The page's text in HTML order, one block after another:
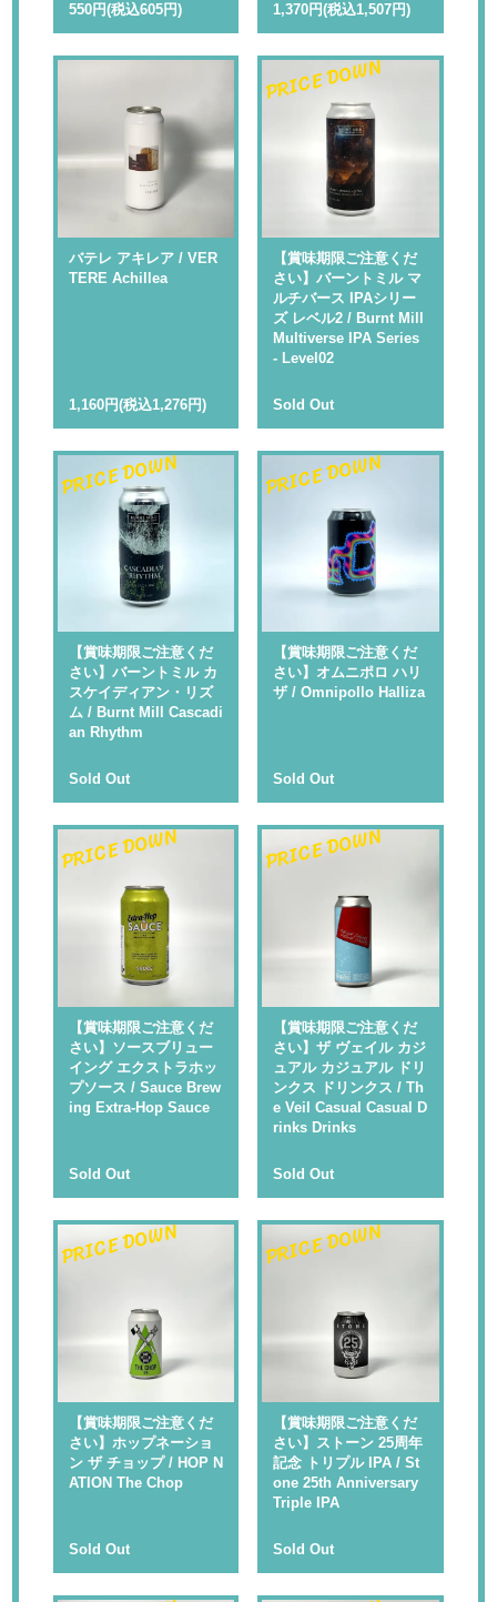
550円(税込605円) 1,370円(税込1,507円)
バテレ アキレア / VER
TERE Achillea
1,160円(税込1,276円)
PRICE DOWN
【賞味期限ご注意くだ
さい】バーントミル マ
ルチバース IPAシリー
ズ レベル2 / Burnt Mill
Multiverse IPA Series
- Level02
Sold Out
PRICE DOWN
【賞味期限ご注意くだ
さい】バーントミル カ
スケイディアン・リズ
ム / Burnt Mill Cascadi
an Rhythm
Sold Out
PRICE DOWN
【賞味期限ご注意くだ
さい】オムニポロ ハリ
ザ / Omnipollo Halliza
Sold Out
PRICE DOWN
【賞味期限ご注意くだ
さい】ソースブリュー
イング エクストラホッ
プソース / Sauce Brew
ing Extra-Hop Sauce
Sold Out
PRICE DOWN
【賞味期限ご注意くだ
さい】ザ ヴェイル カジ
ュアル カジュアル ドリ
ンクス ドリンクス / Th
e Veil Casual Casual D
rinks Drinks
Sold Out
PRICE DOWN
【賞味期限ご注意くだ
さい】ホップネーショ
ン ザ チョップ / HOP N
ATION The Chop
Sold Out
PRICE DOWN
【賞味期限ご注意くだ
さい】ストーン 25周年
記念 トリプル IPA / St
one 25th Anniversary
Triple IPA
Sold Out